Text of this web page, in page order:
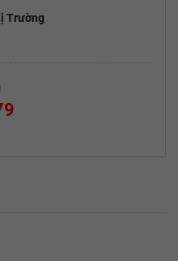
Trường